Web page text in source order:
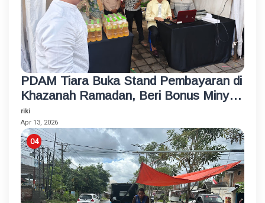
PDAM Tiara Buka Stand Pembayaran di
Khazanah Ramadan, Beri Bonus Minyak
Goreng
riki
Apr 13, 2026